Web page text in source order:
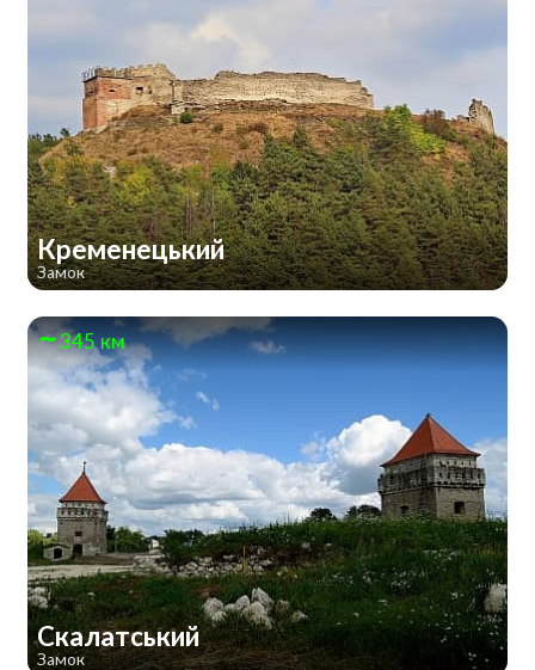
Кременецький
Замок
345 км
Скалатський
Замок